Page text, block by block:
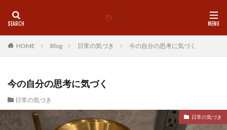
HOME Blog 日常の気づき 今の自分の思考に気づく
今の自分の思考に気づく
日常の気づき
日常の気づき
カテゴリー
タグ
想念
挑戦 整体
新しい物事をスムーズに
新月
歩く 気付き 気功 珈琲
痛み